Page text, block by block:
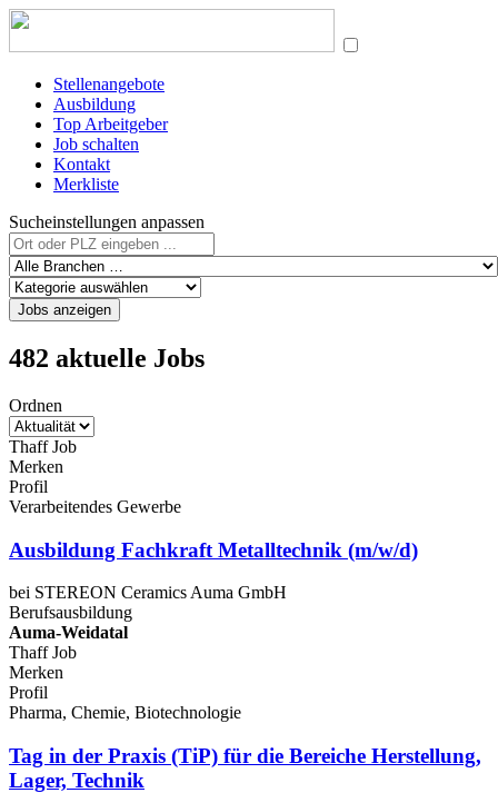
Stellenangebote
Ausbildung
Top Arbeitgeber
Job schalten
Kontakt
Merkliste
Sucheinstellungen anpassen
Jobs anzeigen
482 aktuelle Jobs
Ordnen
Thaff Job
Merken
Profil
Verarbeitendes Gewerbe
Ausbildung Fachkraft Metalltechnik (m/w/d)
bei STEREON Ceramics Auma GmbH
Berufsausbildung
Auma-Weidatal
Thaff Job
Merken
Profil
Pharma, Chemie, Biotechnologie
Tag in der Praxis (TiP) für die Bereiche Herstellung,
Lager, Technik